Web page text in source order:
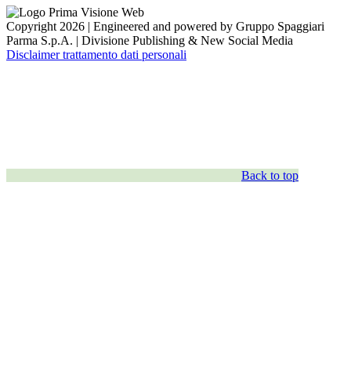
Copyright 2026 | Engineered and powered by Gruppo Spaggiari
Parma S.p.A. | Divisione Publishing & New Social Media
Disclaimer trattamento dati personali
Back to top